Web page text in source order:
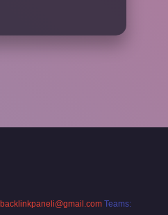
backlinkpaneli@gmail.com Teams: